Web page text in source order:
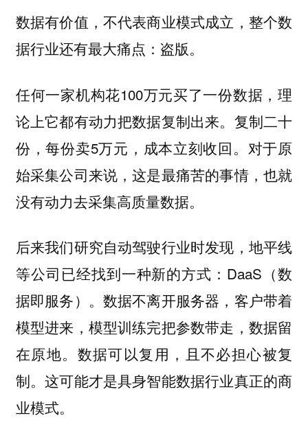
数据有价值，不代表商业模式成立，整个数
据行业还有最大痛点：盗版。
任何一家机构花100万元买了一份数据，理
论上它都有动力把数据复制出来。复制二十
份，每份卖5万元，成本立刻收回。对于原
始采集公司来说，这是最痛苦的事情，也就
没有动力去采集高质量数据。
后来我们研究自动驾驶行业时发现，地平线
等公司已经找到一种新的方式：DaaS（数
据即服务）。数据不离开服务器，客户带着
模型进来，模型训练完把参数带走，数据留
在原地。数据可以复用，且不必担心被复
制。这可能才是具身智能数据行业真正的商
业模式。